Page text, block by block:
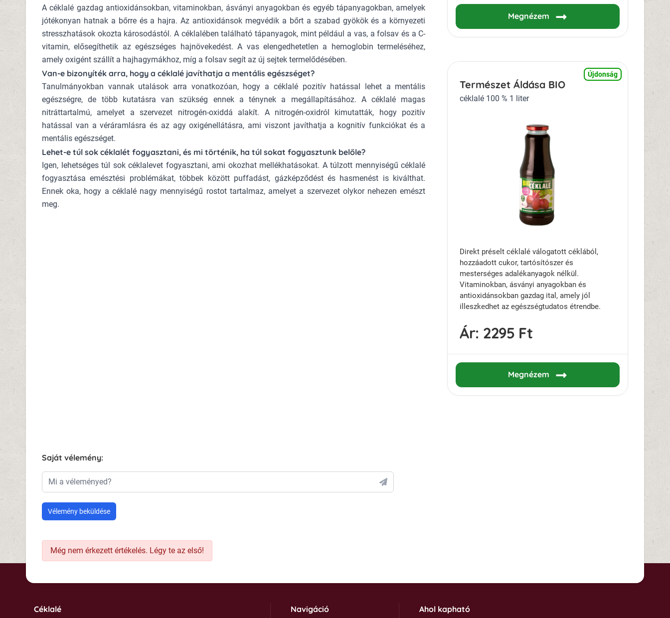
A céklalé gazdag antioxidánsokban, vitaminokban, ásványi anyagokban és egyéb tápanyagokban, amelyek
jótékonyan hatnak a bőrre és a hajra. Az antioxidánsok megvédik a bőrt a szabad gyökök és a környezeti
stresszhatások okozta károsodástól. A céklalében található tápanyagok, mint például a vas, a folsav és a C-
vitamin, elősegíthetik az egészséges hajnövekedést. A vas elengedhetetlen a hemoglobin termeléséhez,
amely oxigént szállít a hajhagymákhoz, míg a folsav segít az új sejtek termelődésében.
Van-e bizonyíték arra, hogy a céklalé javíthatja a mentális egészséget?
Tanulmányokban vannak utalások arra vonatkozóan, hogy a céklalé pozitív hatással lehet a mentális
egészségre, de több kutatásra van szükség ennek a ténynek a megállapításához. A céklalé magas
nitráttartalmú, amelyet a szervezet nitrogén-oxiddá alakít. A nitrogén-oxidról kimutatták, hogy pozitív
hatással van a véráramlásra és az agy oxigénellátásra, ami viszont javíthatja a kognitív funkciókat és a
mentális egészséget.
Lehet-e túl sok céklalét fogyasztani, és mi történik, ha túl sokat fogyasztunk belőle?
Igen, lehetséges túl sok céklalevet fogyasztani, ami okozhat mellékhatásokat. A túlzott mennyiségű céklalé
fogyasztása emésztési problémákat, többek között puffadást, gázképződést és hasmenést is kiválthat.
Ennek oka, hogy a céklalé nagy mennyiségű rostot tartalmaz, amelyet a szervezet olykor nehezen emészt
meg.
Megnézem
Újdonság
Természet Áldása BIO
céklalé 100 % 1 liter
Direkt préselt céklalé válogatott céklából,
hozzáadott cukor, tartósítószer és
mesterséges adalékanyagok nélkül.
Vitaminokban, ásványi anyagokban és
antioxidánsokban gazdag ital, amely jól
illeszkedhet az egészségtudatos étrendbe.
Ár: 2295 Ft
Megnézem
Saját vélemény:
Mi a véleményed?
Vélemény beküldése
Még nem érkezett értékelés. Légy te az első!
Céklalé Navigáció Ahol kapható